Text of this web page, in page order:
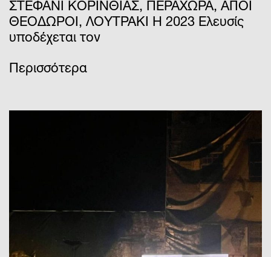
ΣΤΕΦΑΝΙ ΚΟΡΙΝΘΙΑΣ, ΠΕΡΑΧΩΡΑ, ΑΓΙΟΙ
ΘΕΟΔΩΡΟΙ, ΛΟΥΤΡΑΚΙ Η 2023 Ελευσίς
υποδέχεται τον
Περισσότερα